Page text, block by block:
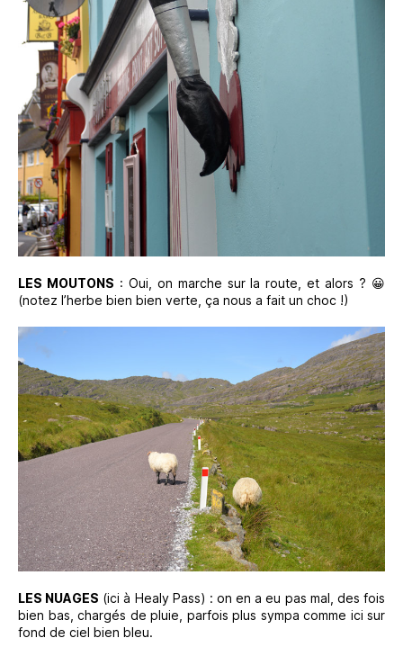
LES MOUTONS : Oui, on marche sur la route, et alors ? 😀
(notez l’herbe bien bien verte, ça nous a fait un choc !)
LES NUAGES (ici à Healy Pass) : on en a eu pas mal, des fois
bien bas, chargés de pluie, parfois plus sympa comme ici sur
fond de ciel bien bleu.